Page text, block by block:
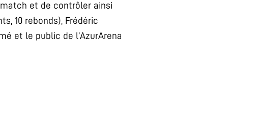
et de contrôler ainsi
10 rebonds), Frédéric
et le public de l’AzurArena